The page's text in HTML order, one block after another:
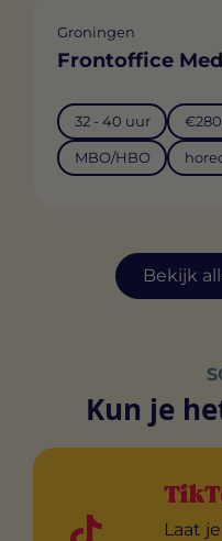
Bekijk
Groningen
Frontoffice
32 - 40 uur
MBO/HBO
Kun je
Laat